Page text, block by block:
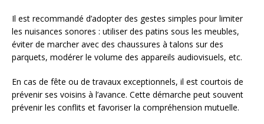
Il est recommandé d’adopter des gestes simples pour limiter
les nuisances sonores : utiliser des patins sous les meubles,
éviter de marcher avec des chaussures à talons sur des
parquets, modérer le volume des appareils audiovisuels, etc.
En cas de fête ou de travaux exceptionnels, il est courtois de
prévenir ses voisins à l’avance. Cette démarche peut souvent
prévenir les conflits et favoriser la compréhension mutuelle.